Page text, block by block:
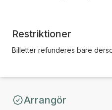
Restriktioner
Billetter refunderes bare
Arrangör